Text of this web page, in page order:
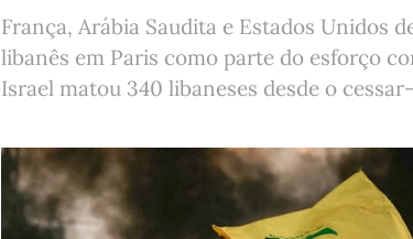
França, Arábia Saudita e Estados Unidos
libanês em Paris como parte do esforço
Israel matou 340 libaneses desde o